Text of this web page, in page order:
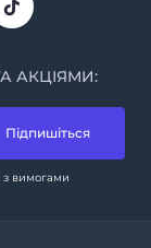
АКЦІЯМИ:
Підпишіться
з вимогами